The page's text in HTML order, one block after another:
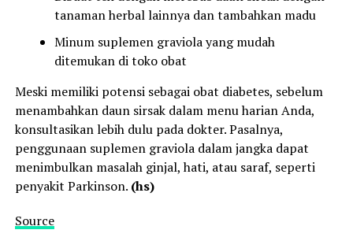
tanaman herbal lainnya dan tambahkan madu
Minum suplemen graviola yang mudah
ditemukan di toko obat
Meski memiliki potensi sebagai obat diabetes, sebelum
menambahkan daun sirsak dalam menu harian Anda,
konsultasikan lebih dulu pada dokter. Pasalnya,
penggunaan suplemen graviola dalam jangka dapat
menimbulkan masalah ginjal, hati, atau saraf, seperti
penyakit Parkinson. (hs)
Source